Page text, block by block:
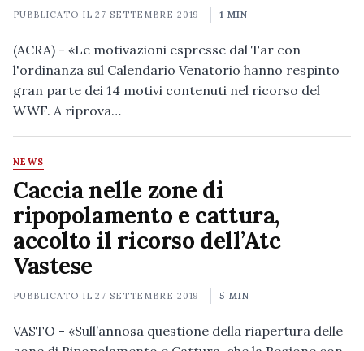
PUBBLICATO IL27 SETTEMBRE 2019 1 MIN
(ACRA) - «Le motivazioni espresse dal Tar con
l'ordinanza sul Calendario Venatorio hanno respinto
gran parte dei 14 motivi contenuti nel ricorso del
WWF. A riprova…
NEWS
Caccia nelle zone di
ripopolamento e cattura,
accolto il ricorso dell’Atc
Vastese
PUBBLICATO IL27 SETTEMBRE 2019 5 MIN
VASTO - «Sull’annosa questione della riapertura delle